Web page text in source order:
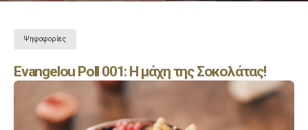
Ψηφοφορίες
Evangelou Poll 001: Η μάχη της Σοκολάτας!